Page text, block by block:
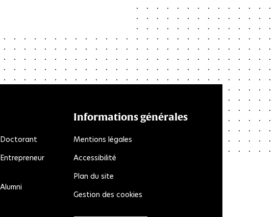
Doctorant
Entrepreneur
Alumni
Informations générales
Mentions légales
Accessibilité
Plan du site
Gestion des cookies